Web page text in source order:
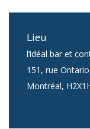
Lieu
l’idéal bar et
151, rue
Montréal,